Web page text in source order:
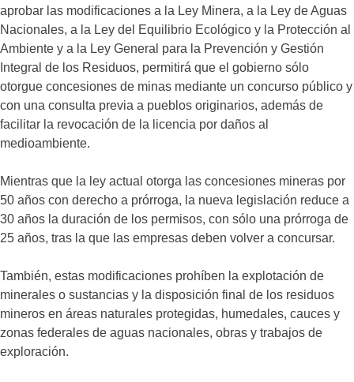
aprobar las modificaciones a la Ley Minera, a la Ley de Aguas
Nacionales, a la Ley del Equilibrio Ecológico y la Protección al
Ambiente y a la Ley General para la Prevención y Gestión
Integral de los Residuos, permitirá que el gobierno sólo
otorgue concesiones de minas mediante un concurso público y
con una consulta previa a pueblos originarios, además de
facilitar la revocación de la licencia por daños al
medioambiente.
Mientras que la ley actual otorga las concesiones mineras por
50 años con derecho a prórroga, la nueva legislación reduce a
30 años la duración de los permisos, con sólo una prórroga de
25 años, tras la que las empresas deben volver a concursar.
También, estas modificaciones prohíben la explotación de
minerales o sustancias y la disposición final de los residuos
mineros en áreas naturales protegidas, humedales, cauces y
zonas federales de aguas nacionales, obras y trabajos de
exploración.